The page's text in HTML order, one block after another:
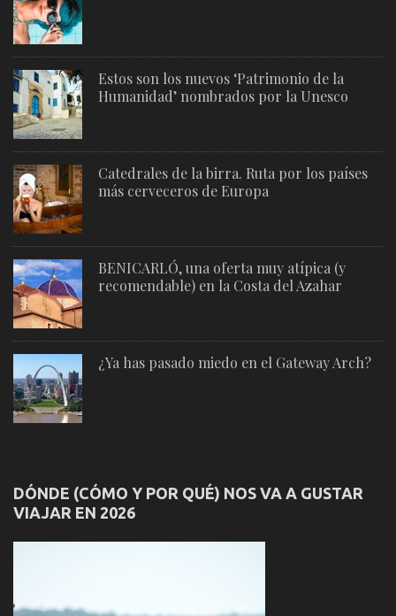
Estos son los nuevos ‘Patrimonio de la
Humanidad’ nombrados por la Unesco
Catedrales de la birra. Ruta por los países
más cerveceros de Europa
BENICARLÓ, una oferta muy atípica (y
recomendable) en la Costa del Azahar
¿Ya has pasado miedo en el Gateway Arch?
DÓNDE (CÓMO Y POR QUÉ) NOS VA A GUSTAR
VIAJAR EN 2026